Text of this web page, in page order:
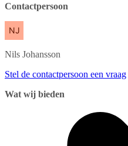
Contactpersoon
Nils Johansson
Stel de contactpersoon een vraag
Wat wij bieden